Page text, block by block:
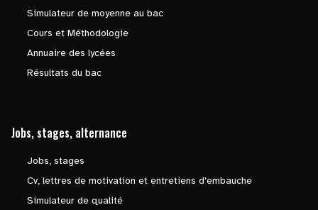
Simulateur de moyenne au bac
Cours et Méthodologie
Annuaire des lycées
Résultats du bac
Jobs, stages, alternance
Jobs, stages
Cv, lettres de motivation et entretiens d'embauche
Simulateur de qualité